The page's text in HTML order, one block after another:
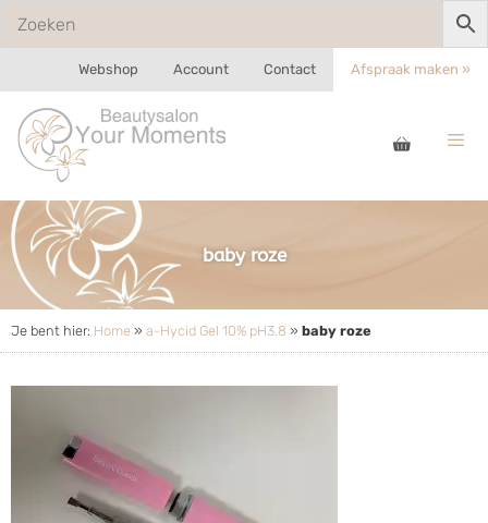
Webshop Account Contact Afspraak maken »
baby roze
Je bent hier: Home » a-Hycid Gel 10% pH3.8 » baby roze